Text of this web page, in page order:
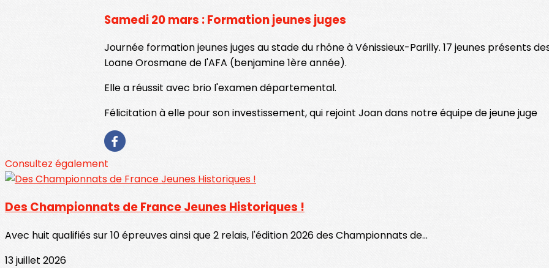
Samedi 20 mars : Formation jeunes juges
Journée formation jeunes juges au stade du rhône à Vénissieux-Parilly. 17 jeunes présents
Loane Orosmane de l'AFA (benjamine 1ère année).
Elle a réussit avec brio l'examen départemental.
Félicitation à elle pour son investissement, qui rejoint Joan dans notre équipe de jeune juge
Consultez également
Des Championnats de France Jeunes Historiques !
Avec huit qualifiés sur 10 épreuves ainsi que 2 relais, l'édition 2026 des Championnats de...
13 juillet 2026